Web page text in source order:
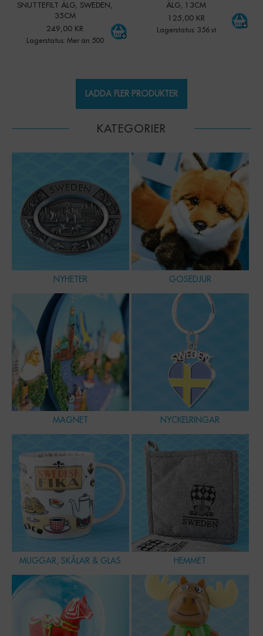
SNUTTEFILT ÄLG, SWEDEN,
35CM
249,00 KR
Lagerstatus: Mer än 500
ÄLG, 13CM
125,00 KR
Lagerstatus: 356 st
LADDA FLER PRODUKTER
KATEGORIER
NYHETER GOSEDJUR
MAGNET NYCKELRINGAR
MUGGAR, SKÅLAR & GLAS HEMMET